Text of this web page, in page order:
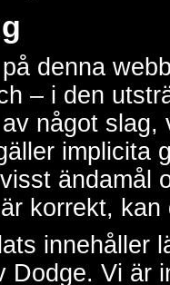
denna
– i den
något
implicita
ändamål
korrekt,
innehåller
Dodge. Vi är